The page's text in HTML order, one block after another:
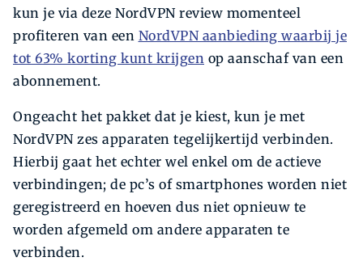
kun je via deze NordVPN review momenteel
profiteren van een NordVPN aanbieding waarbij je
tot 63% korting kunt krijgen op aanschaf van een
abonnement.
Ongeacht het pakket dat je kiest, kun je met
NordVPN zes apparaten tegelijkertijd verbinden.
Hierbij gaat het echter wel enkel om de actieve
verbindingen; de pc’s of smartphones worden niet
geregistreerd en hoeven dus niet opnieuw te
worden afgemeld om andere apparaten te
verbinden.